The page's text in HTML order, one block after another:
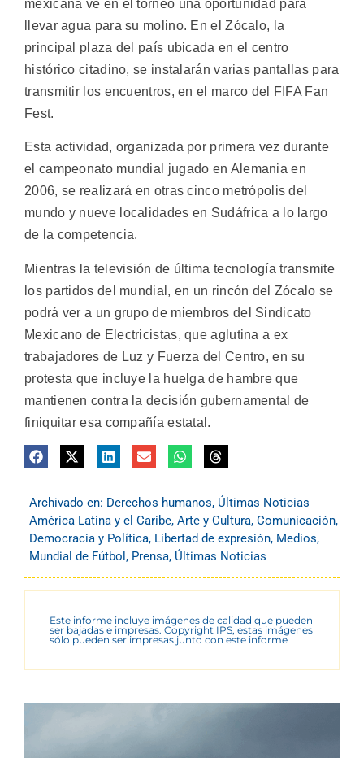
mexicana ve en el torneo una oportunidad para
llevar agua para su molino. En el Zócalo, la
principal plaza del país ubicada en el centro
histórico citadino, se instalarán varias pantallas para
transmitir los encuentros, en el marco del FIFA Fan
Fest.
Esta actividad, organizada por primera vez durante
el campeonato mundial jugado en Alemania en
2006, se realizará en otras cinco metrópolis del
mundo y nueve localidades en Sudáfrica a lo largo
de la competencia.
Mientras la televisión de última tecnología transmite
los partidos del mundial, en un rincón del Zócalo se
podrá ver a un grupo de miembros del Sindicato
Mexicano de Electricistas, que aglutina a ex
trabajadores de Luz y Fuerza del Centro, en su
protesta que incluye la huelga de hambre que
mantienen contra la decisión gubernamental de
finiquitar esa compañía estatal.
Archivado en: Derechos humanos, Últimas Noticias
América Latina y el Caribe, Arte y Cultura, Comunicación,
Democracia y Política, Libertad de expresión, Medios,
Mundial de Fútbol , Prensa, Últimas Noticias
Este informe incluye imágenes de calidad que pueden
ser bajadas e impresas. Copyright IPS, estas imágenes
sólo pueden ser impresas junto con este informe